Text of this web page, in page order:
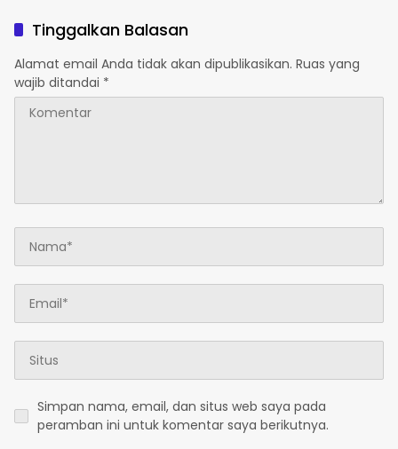
di Polsek Salawati
Tinggalkan Balasan
Alamat email Anda tidak akan dipublikasikan. Ruas yang
wajib ditandai *
Simpan nama, email, dan situs web saya pada
peramban ini untuk komentar saya berikutnya.